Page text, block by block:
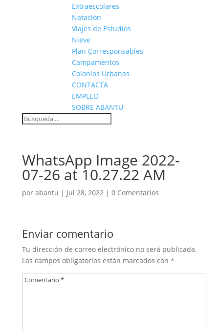
Extraescolares
Natación
Viajes de Estudios
Nieve
Plan Corresponsables
Campamentos
Colonias Urbanas
CONTACTA
EMPLEO
SOBRE ABANTU
WhatsApp Image 2022-
07-26 at 10.27.22 AM
por abantu | Jul 28, 2022| 0 Comentarios
Enviar comentario
Tu dirección de correo electrónico no será publicada.
Los campos obligatorios están marcados con *